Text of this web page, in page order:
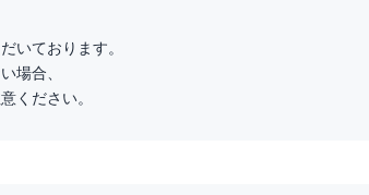
いております。
場合、
ください。